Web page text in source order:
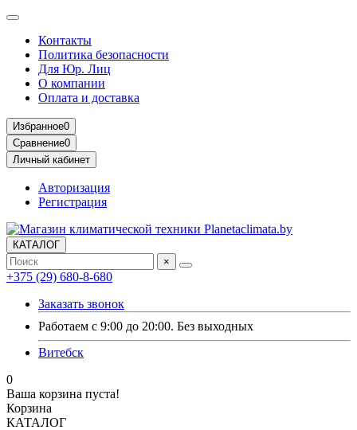
Контакты
Политика безопасности
Для Юр. Лиц
О компании
Оплата и доставка
Избранное0
Сравнение0
Личный кабинет
Авторизация
Регистрация
КАТАЛОГ
×
+375 (29) 680-8-680
Заказать звонок
Работаем с 9:00 до 20:00. Без выходных
Витебск
0
Ваша корзина пуста!
Корзина
КАТАЛОГ